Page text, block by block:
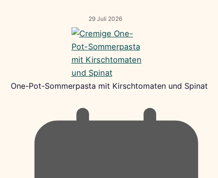
29 Juli 2026
One-Pot-Sommerpasta mit Kirschtomaten und Spinat